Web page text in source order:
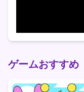
ゲームおすすめ